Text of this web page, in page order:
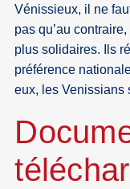
Vénissieux, il ne
pas qu’au
plus solidaires. Ils
préférence
eux, les Venissians